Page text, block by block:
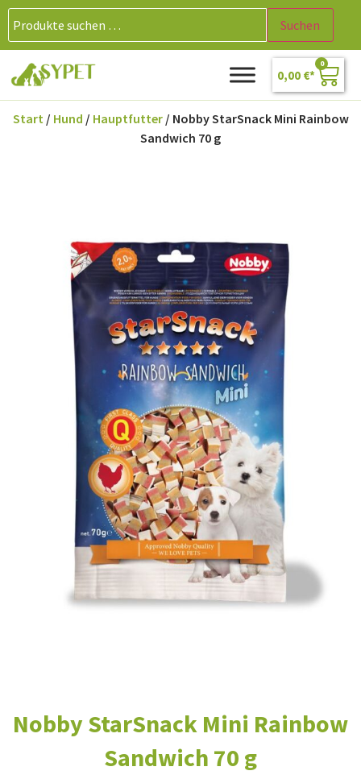
Suchen
0,00 €
0
Start/ Hund / Hauptfutter/ Nobby StarSnack Mini Rainbow
Sandwich 70 g
Nobby StarSnack Mini Rainbow
Sandwich 70 g